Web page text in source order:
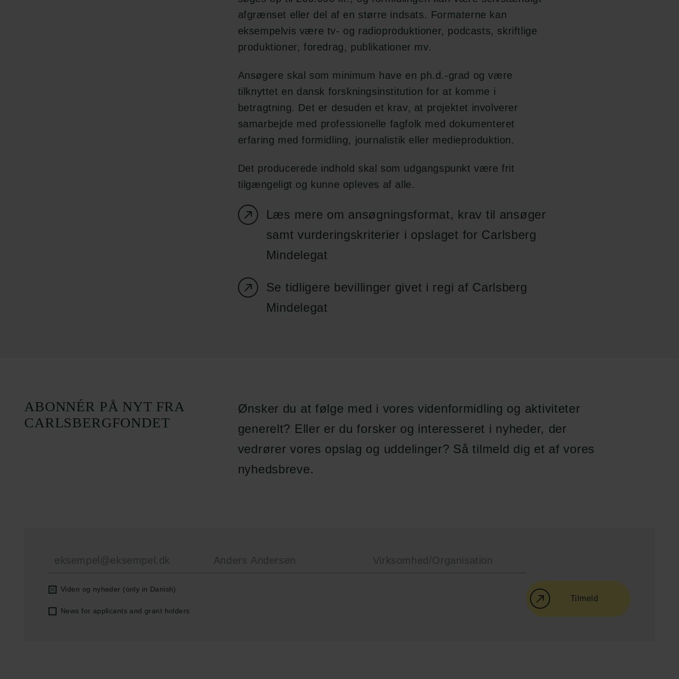
afgrænset eller del af en større indsats. Formaterne kan
eksempelvis være tv- og radioproduktioner, podcasts, skriftlige
produktioner, foredrag, publikationer mv.
Ansøgere skal som minimum have en ph.d.-grad og være
tilknyttet en dansk forskningsinstitution for at komme i
betragtning. Det er desuden et krav, at projektet involverer
samarbejde med professionelle fagfolk med dokumenteret
erfaring med formidling, journalistik eller medieproduktion.
Det producerede indhold skal som udgangspunkt være frit
tilgængeligt og kunne opleves af alle.
Læs mere om ansøgningsformat, krav til ansøger
samt vurderingskriterier i opslaget for Carlsberg
Mindelegat
Se tidligere bevillinger givet i regi af Carlsberg
Mindelegat
ABONNÉR PÅ NYT FRA
CARLSBERGFONDET
Ønsker du at følge med i vores videnformidling og aktiviteter
generelt? Eller er du forsker og interesseret i nyheder, der
vedrører vores opslag og uddelinger? Så tilmeld dig et af vores
nyhedsbreve.
Viden og nyheder (only in Danish)
News for applicants and grant holders
Tilmeld
Whistleblowerordning
Ny Carlsbergfondet
Ny Carlsberg Glyptotek
cfgrant@carlsbergfoundation.dk